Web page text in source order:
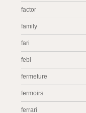
factor
family
fari
febi
fermeture
fermoirs
ferrari